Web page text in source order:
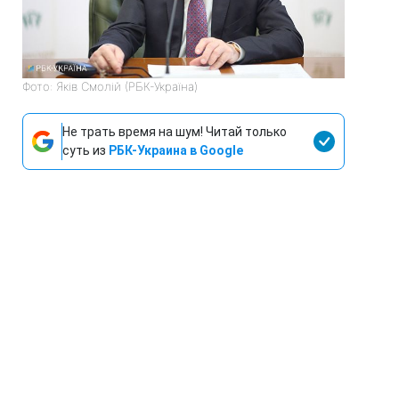
Фото: Яків Смолій (РБК-Україна)
Не трать время на шум! Читай только
суть из РБК-Украина в Google